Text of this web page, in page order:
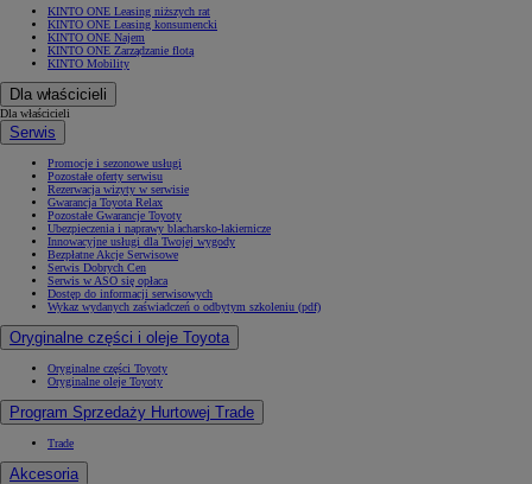
KINTO ONE Leasing niższych rat
KINTO ONE Leasing konsumencki
KINTO ONE Najem
KINTO ONE Zarządzanie flotą
KINTO Mobility
Dla właścicieli
Dla właścicieli
Serwis
Promocje i sezonowe usługi
Pozostałe oferty serwisu
Rezerwacja wizyty w serwisie
Gwarancja Toyota Relax
Pozostałe Gwarancje Toyoty
Ubezpieczenia i naprawy blacharsko-lakiernicze
Innowacyjne usługi dla Twojej wygody
Bezpłatne Akcje Serwisowe
Serwis Dobrych Cen
Serwis w ASO się opłaca
Dostęp do informacji serwisowych
Wykaz wydanych zaświadczeń o odbytym szkoleniu (pdf)
Oryginalne części i oleje Toyota
Oryginalne części Toyoty
Oryginalne oleje Toyoty
Program Sprzedaży Hurtowej Trade
Trade
Akcesoria